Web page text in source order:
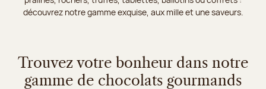
découvrez notre gamme exquise, aux mille et une saveurs.
Trouvez votre bonheur dans notre
gamme de chocolats gourmands